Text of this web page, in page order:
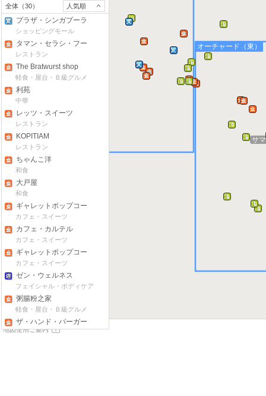
全体（30）
人気順
プラザ・シンガプーラ
ショッピングモール
タマン・セラシ・フー
ドガーデン
レストラン
The Bratwurst shop
軽食・屋台・Ｂ級グルメ
利苑
中華
レッツ・スイーツ
レストラン
KOPITIAM
レストラン
ちゃんこ洋
和食
大戸屋
和食
ギャレットポップコー
ン(センターポイント店)
カフェ・スイーツ
カフェ・カルテル
カフェ・スイーツ
ギャレットポップコー
ン(313@サマセット店)
カフェ・スイーツ
ゼン・ウェルネス
フェイシャル・ボディケア
粥腸粉之家
軽食・屋台・Ｂ級グルメ
ザ・ハンド・バーガー
(サマーセット店)
軽食・屋台・Ｂ級グルメ
サ
オーチャード（東）
地図使用ご案内